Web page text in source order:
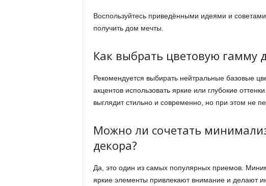
Воспользуйтесь приведёнными идеями и
получить дом мечты.
Как выбрать цветовую гамму
Рекомендуется выбирать нейтральные базовые
акцентов использовать яркие или глубокие
выглядит стильно и современно, но при этом не
Можно ли сочетать
декора?
Да, это один из самых популярных приемов.
яркие элементы привлекают внимание и делают